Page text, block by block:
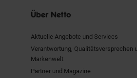
Über Netto
Aktuelle Angebote und Services
Verantwortung, Qualitätsversprechen
Markenwelt
Partner und Magazine